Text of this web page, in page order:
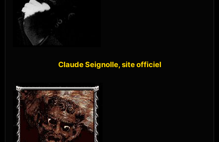
Claude Seignolle, site officiel